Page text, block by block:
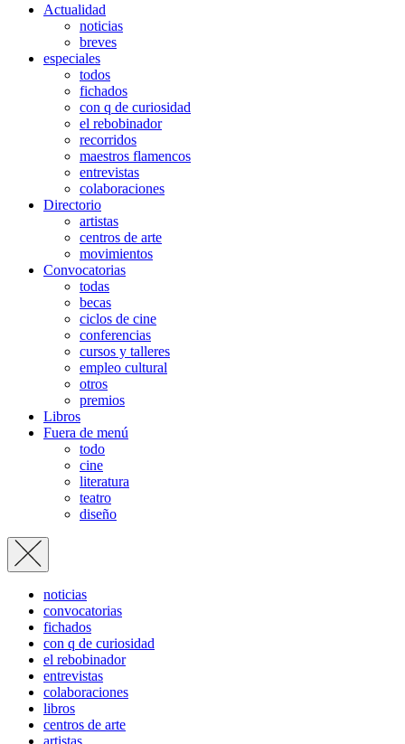
Actualidad
noticias
breves
especiales
todos
fichados
con q de curiosidad
el rebobinador
recorridos
maestros flamencos
entrevistas
colaboraciones
Directorio
artistas
centros de arte
movimientos
Convocatorias
todas
becas
ciclos de cine
conferencias
cursos y talleres
empleo cultural
otros
premios
Libros
Fuera de menú
todo
cine
literatura
teatro
diseño
noticias
convocatorias
fichados
con q de curiosidad
el rebobinador
entrevistas
colaboraciones
libros
centros de arte
artistas